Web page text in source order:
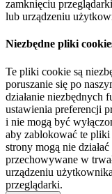
zamknięciu
lub urządzeniu
Niezbędne pliki
Te pliki cookie są
poruszanie się po
działanie niezbędnych
ustawienia preferencji
i nie mogą być
aby zablokować te
strony mogą nie
przechowywane w
urządzeniu
przeglądarki.